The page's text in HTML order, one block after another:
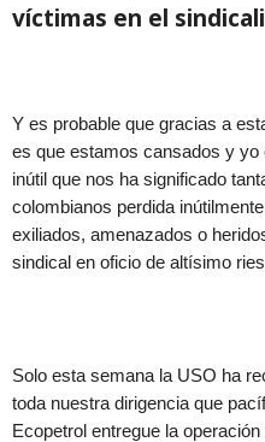
víctimas en el
Y es probable que gracias a
es que estamos cansados y
inútil que nos ha significado
colombianos perdida
exiliados, amenazados o
sindical en oficio de altísimo
Solo esta semana la USO ha
toda nuestra dirigencia que
Ecopetrol entregue la